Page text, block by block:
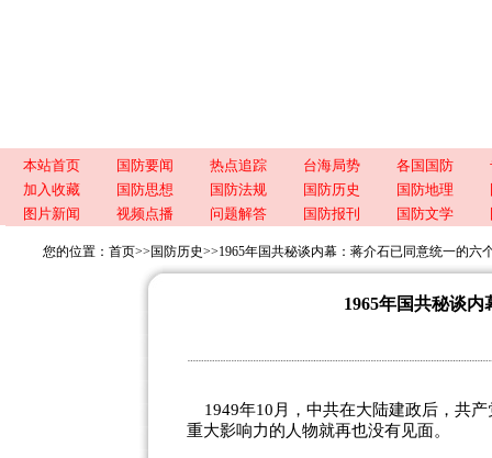
本站首页 国防要闻 热点追踪 台海局势 各国国防
加入收藏
国防思想 国防法规 国防历史 国防地理
图片新闻
视频点播 问题解答 国防报刊 国防文学
您的位置： 首页>> 国防历史>>1965年国共秘谈内幕：蒋介石已同意统一的六
1965年国共秘谈
1949年10月，中共在大陆建政后，共
重大影响力的人物就再也没有见面。